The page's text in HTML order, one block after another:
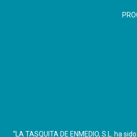
“LA TASQUITA DE ENMEDIO, S.L. ha